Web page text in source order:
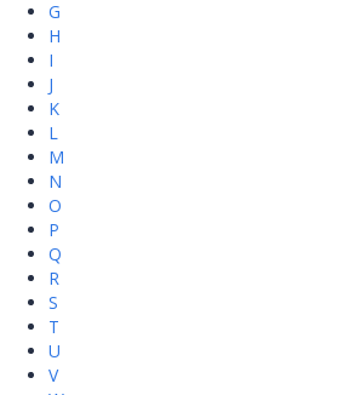
G
H
I
J
K
L
M
N
O
P
Q
R
S
T
U
V